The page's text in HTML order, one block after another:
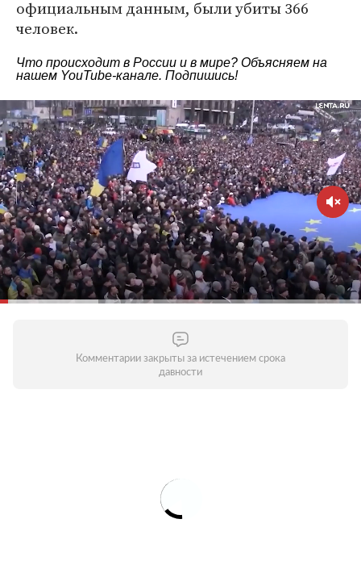
официальным данным, были убиты 366
человек.
Что происходит в России и в мире? Объясняем на
нашем YouTube-канале. Подпишись!
Комментарии закрыты за истечением срока
давности